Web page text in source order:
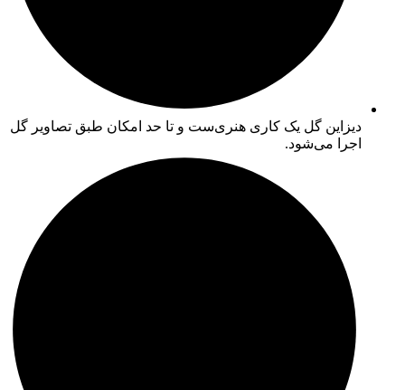
دیزاین گل یک کاری هنری‌ست و تا حد امکان طبق تصاویر گل
اجرا می‌شود.